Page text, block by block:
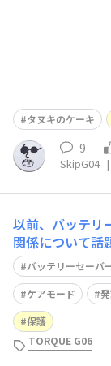
タヌキのケーキ
9
SkipG04 |
以前、バッテリ
関係について
セーバーの関係
UE G06 の動作
す。 まず当方の設定は以下の通りです。 ・バッテリーケ
アモードは ON ・
バッテリーセーバ
ケアモード
保護
TORQUE G06